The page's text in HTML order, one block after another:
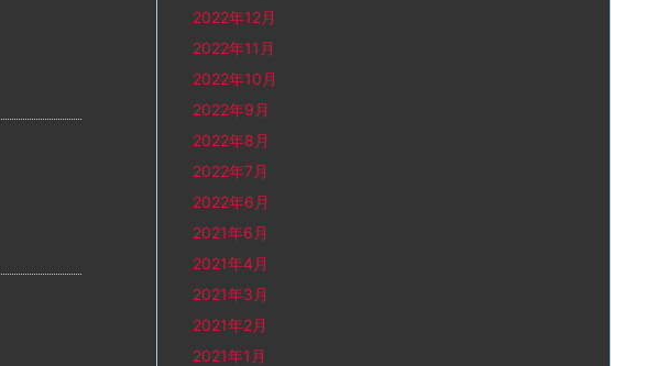
2022年12月
2022年11月
2022年10月
2022年9月
2022年8月
2022年7月
2022年6月
2021年6月
2021年4月
2021年3月
2021年2月
2021年1月